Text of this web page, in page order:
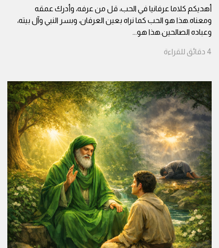
أهديكم كلاما عرفانيا في الحب، قل من عرفه، وأدرك عمقه
ومعناه.هذا هو الحب كما نراه بعين العرفان، وبسر النبي وآل بيته،
وعباده الصالحين.هذا هو...
4 دقائق للقراءة